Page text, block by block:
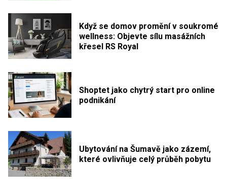
Když se domov promění v soukromé
wellness: Objevte sílu masážních
křesel RS Royal
Shoptet jako chytrý start pro online
podnikání
Ubytování na Šumavě jako zázemí,
které ovlivňuje celý průběh pobytu